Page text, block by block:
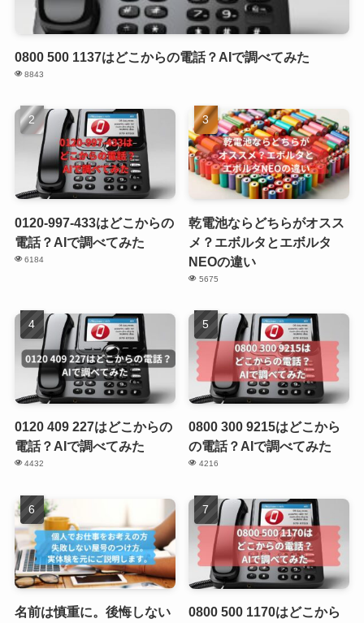
0800 500 1137はどこからの電話？AIで調べてみた
8843
0120-997-433はどこからの
電話？AIで調べてみた
6184
乾電池ならどちらがオスス
メ？エボルタとエボルタ
NEOの違い
5675
0120 409 227はどこからの
電話？AIで調べてみた
4432
0800 300 9215はどこから
の電話？AIで調べてみた
4216
名前は慎重に。後悔しない
0800 500 1170はどこから